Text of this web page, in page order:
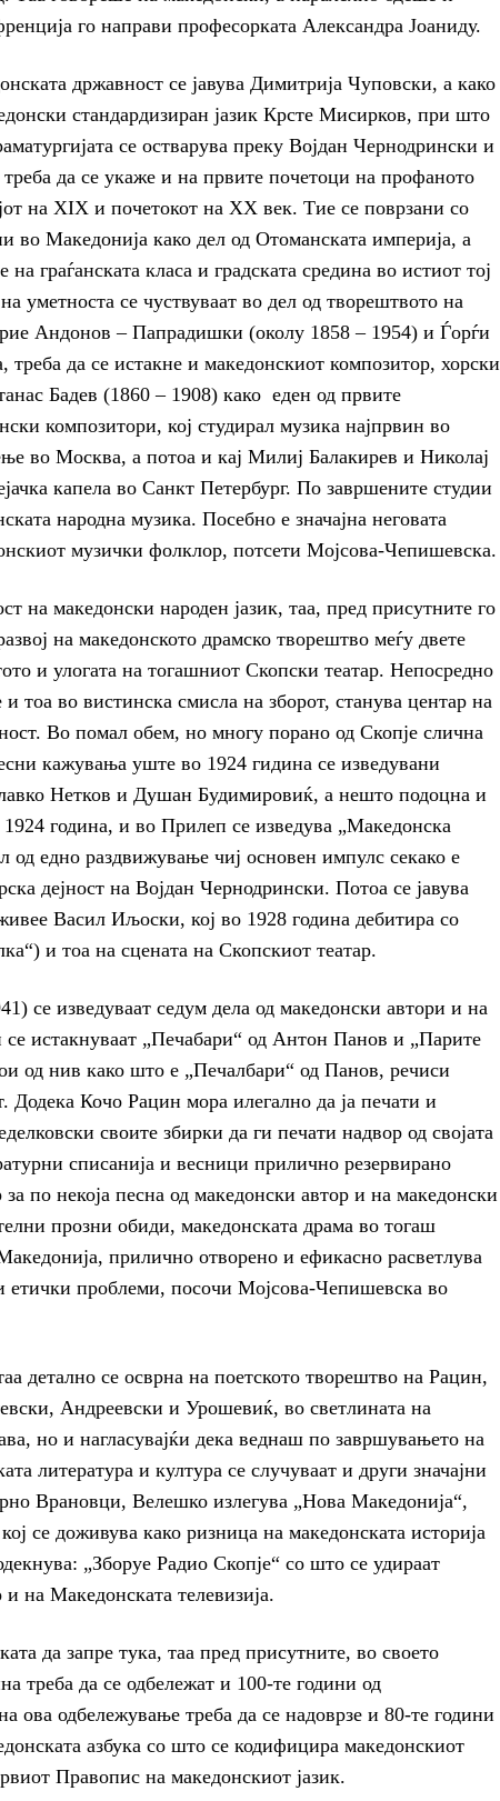
го направи професорката Александра Јоаниду.
државност се јавува Димитрија Чуповски, а како
стандардизиран јазик Крсте Мисирков, при што
се остварува преку Војдан Чернодрински и
да се укаже и на првите почетоци на профаното
на XIX и почетокот на XX век. Тие се поврзани со
во Македонија како дел од Отоманската империја, а
граѓанската класа и градската средина во истиот тој
уметноста се чуствуваат во дел од творештвото на
Андонов – Папрадишки (околу 1858 – 1954) и Ѓорѓи
да се истакне и македонскиот композитор, хорски
Бадев (1860 – 1908) како еден од првите
композитори, кој студирал музика најпрвин во
во Москва, а потоа и кај Милиј Балакирев и Николај
капела во Санкт Петербург. По завршените студии
народна музика. Посебно е значајна неговата
музички фолклор, потсети Мојсова-Чепишевска.
на македонски народен јазик, таа, пред присутните го
на македонското драмско творештво меѓу двете
и улогата на тогашниот Скопски театар. Непосредно
и тоа во вистинска смисла на зборот, станува центар на
Во помал обем, но многу порано од Скопје слична
кажувања уште во 1924 гидина се изведувани
Нетков и Душан Будимировиќ, а нешто подоцна и
година, и во Прилеп се изведува „Македонска
од едно раздвижување чиј основен импулс секако е
дејност на Војдан Чернодрински. Потоа се јавува
Васил Иљоски, кој во 1928 година дебитира со
и тоа на сцената на Скопскиот театар.
се изведуваат седум дела од македонски автори и на
се истакнуваат „Печабари“ од Антон Панов и „Парите
од нив како што е „Печалбари“ од Панов, речиси
Додека Кочо Рацин мора илегално да ја печати и
своите збирки да ги печати надвор од својата
списанија и весници прилично резервирано
за по некоја песна од македонски автор и на македонски
прозни обиди, македонската драма во тогаш
прилично отворено и ефикасно расветлува
етички проблеми, посочи Мојсова-Чепишевска во
детално се осврна на поетското творештво на Рацин,
Андреевски и Урошевиќ, во светлината на
но и нагласувајќи дека веднаш по завршувањето на
литература и култура се случуваат и други значајни
Врановци, Велешко излегува „Нова Македонија“,
се доживува како ризница на македонската историја
„Зборуе Радио Скопје“ со што се удираат
на Македонската телевизија.
да запре тука, таа пред присутните, во своето
треба да се одбележат и 100-те години од
одбележување треба да се надоврзе и 80-те години
азбука со што се кодифицира македонскиот
Правопис на македонскиот јазик.